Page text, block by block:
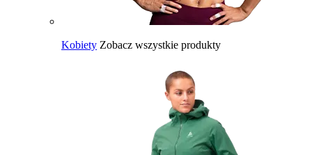
Kobiety Zobacz wszystkie produkty